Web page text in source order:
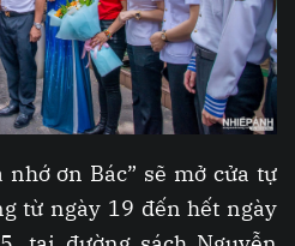
ơn Bác” sẽ mở cửa tự
từ ngày 19 đến hết ngày